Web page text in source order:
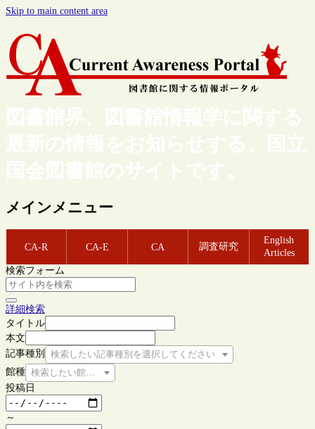
Skip to main content area
図書館界、図書館情報学に関する
最新の情報をお知らせする、国立
国会図書館のサイトです。
メインメニュー
CA-R CA-E CA 調査研究
English
Articles
検索フォーム
詳細検索
タイトル
本文
記事種別
検索したい記事種別を選択してください
館種 検索したい館種を選択してください
投稿日
～